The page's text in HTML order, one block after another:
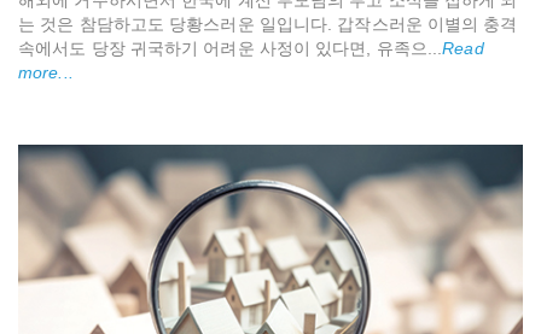
는 것은 참담하고도 당황스러운 일입니다. 갑작스러운 이별의 충격
속에서도 당장 귀국하기 어려운 사정이 있다면, 유족으...Read
more...